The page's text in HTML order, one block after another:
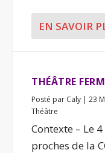
EN SAVOIR
THÉÂTRE
Posté par Caly |23
Théâtre
Contexte – Le
proches de la